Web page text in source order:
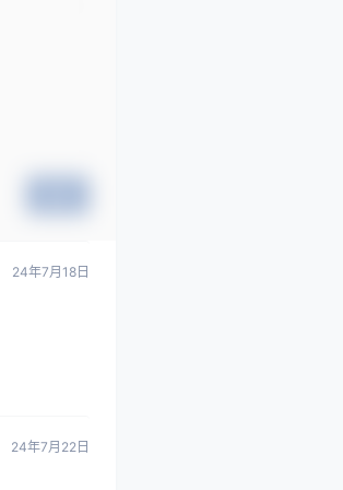
24年7月18日
24年7月22日